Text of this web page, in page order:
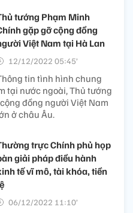
tướng Phạm Minh
gặp gỡ cộng đồng
Việt Nam tại Hà Lan
12/12/2022 05:45’
tin tình hình chung
tại nước ngoài, Thủ tướng
đồng người Việt Nam
ở châu Âu.
trực Chính phủ họp
giải pháp điều hành
tế vĩ mô, tài khóa, tiền
06/12/2022 11:10’